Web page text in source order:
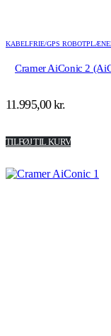
KABELFRIE/GPS
Cramer AiConic 2
11.995,00kr.
TILFØJ TIL KURV